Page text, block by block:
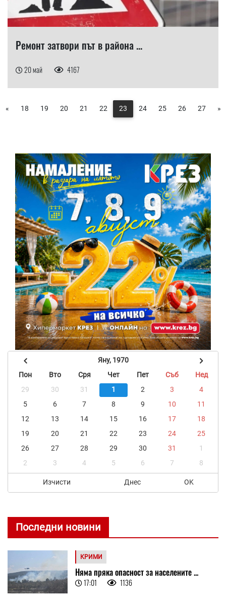
Ремонт затвори път в района ...
20 май 4167
« 18 19 20 21 22 23 24 25 26 27 »
Яну, 1970
Пон
Вто Сря Чет Пет Съб
Нед
29
30 31 1 2 3
4
5
6 7 8 9 10
11
12
13 14 15 16 17
18
19
20 21 22 23 24
25
26
27 28 29 30 31
1
2
3 4 5 6 7 8
Изчисти Днес OK
Последни новини
КРИМИ
Няма пряка опасност за населените ...
17:01 1136